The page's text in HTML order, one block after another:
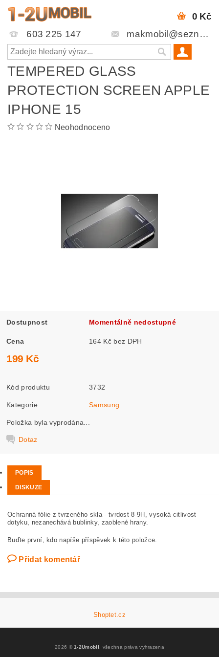
603 225 147 makmobil@seznam.cz
0 Kč
TEMPERED GLASS
PROTECTION SCREEN APPLE
IPHONE 15
Neohodnoceno
Dostupnost Momentálně nedostupné
Cena 164 Kč bez DPH
199 Kč
Kód produktu 3732
Kategorie Samsung
Položka byla vyprodána...
Dotaz
POPIS
DISKUZE
Ochranná fólie z tvrzeného skla - tvrdost 8-9H, vysoká citlivost
dotyku, nezanechává bublinky, zaoblené hrany.
Buďte první, kdo napíše příspěvek k této položce.
Přidat komentář
Shoptet.cz
2026 ©1-2Umobil , všechna práva vyhrazena